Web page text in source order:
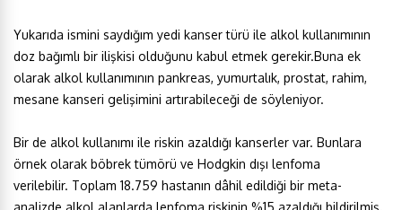
Yukarıda ismini saydığım yedi kanser türü ile alkol kullanımının
doz bağımlı bir ilişkisi olduğunu kabul etmek gerekir.Buna ek
olarak alkol kullanımının pankreas, yumurtalık, prostat, rahim,
mesane kanseri gelişimini artırabileceği de söyleniyor.
Bir de alkol kullanımı ile riskin azaldığı kanserler var. Bunlara
örnek olarak böbrek tümörü ve Hodgkin dışı lenfoma
verilebilir. Toplam 18.759 hastanın dâhil edildiği bir meta-
analizde alkol alanlarda lenfoma riskinin %15 azaldığı bildirilmiş.